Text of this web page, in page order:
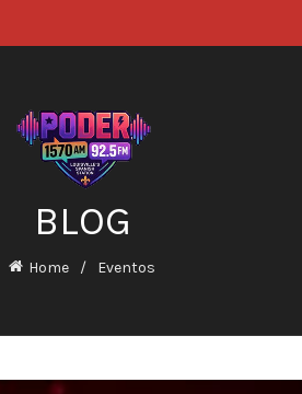
BLOG
Home Eventos